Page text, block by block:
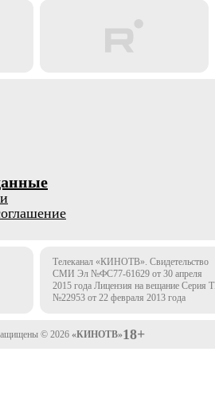
Телеканал «КИНОТВ». Свидетельство
СМИ Эл №ФС77-61629 от 30 апреля
2015 года Лицензия на вещание Серия
№22953 от 22 февраля 2013 года
© 2026 «КИНОТВ»18+